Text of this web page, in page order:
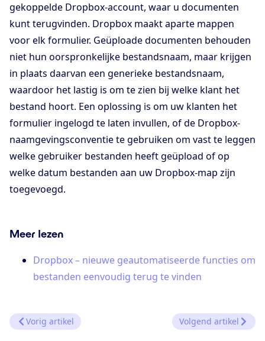
gekoppelde Dropbox-account, waar u documenten
kunt terugvinden. Dropbox maakt aparte mappen
voor elk formulier. Geüploade documenten behouden
niet hun oorspronkelijke bestandsnaam, maar krijgen
in plaats daarvan een generieke bestandsnaam,
waardoor het lastig is om te zien bij welke klant het
bestand hoort. Een oplossing is om uw klanten het
formulier ingelogd te laten invullen, of de Dropbox-
naamgevingsconventie te gebruiken om vast te leggen
welke gebruiker bestanden heeft geüpload of op
welke datum bestanden aan uw Dropbox-map zijn
toegevoegd.
Meer lezen
Dropbox – nieuwe geautomatiseerde functies om
bestanden eenvoudig terug te vinden
Vorig artikel Volgend artikel